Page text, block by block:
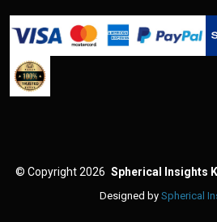
© Copyright 2026 Spherical Insights
Designed by Spherical